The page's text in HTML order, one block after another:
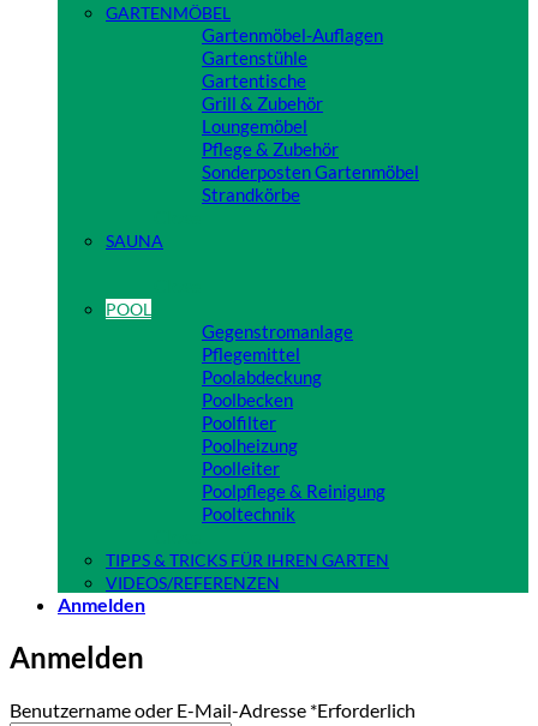
GARTENMÖBEL
Gartenmöbel-Auflagen
Gartenstühle
Gartentische
Grill & Zubehör
Loungemöbel
Pflege & Zubehör
Sonderposten Gartenmöbel
Strandkörbe
SAUNA
POOL
Gegenstromanlage
Pflegemittel
Poolabdeckung
Poolbecken
Poolfilter
Poolheizung
Poolleiter
Poolpflege & Reinigung
Pooltechnik
TIPPS & TRICKS FÜR IHREN GARTEN
VIDEOS/REFERENZEN
Anmelden
Anmelden
Benutzername oder E-Mail-Adresse *Erforderlich